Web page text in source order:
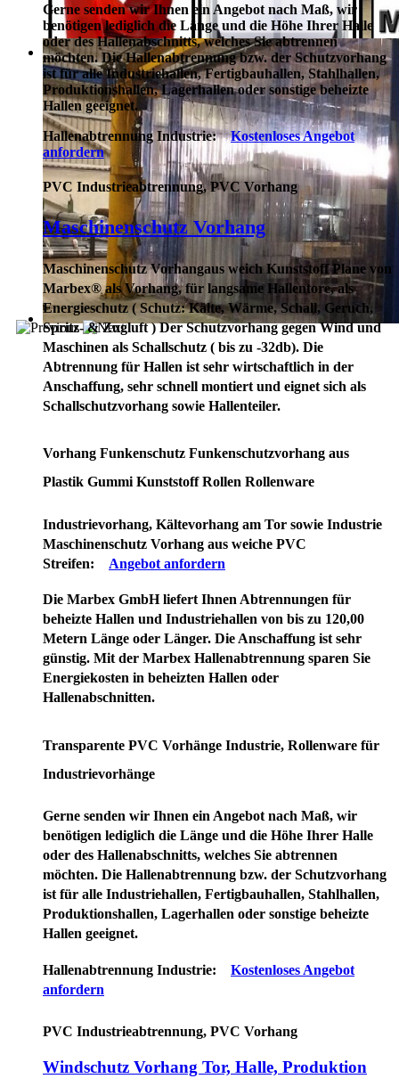
Gerne senden wir Ihnen ein Angebot nach Maß, wir
benötigen lediglich die Länge und die Höhe Ihrer Halle
oder des Hallenabschnitts, welches Sie abtrennen
möchten. Die Hallenabtrennung bzw. der Schutzvorhang
ist für alle Industriehallen, Fertigbauhallen, Stahlhallen,
Produktionshallen, Lagerhallen oder sonstige beheizte
Hallen geeignet.
Hallenabtrennung Industrie:
Kostenloses Angebot
anfordern
PVC Industrieabtrennung, PVC Vorhang
Maschinenschutz Vorhang
Maschinenschutz Vorhangaus weich Kunststoff Plane von
Marbex® als Vorhang, für langsame Hallentore, als
Energieschutz (Schutz:Kälte, Wärme, Schall, Geruch,
Spritz- & Zugluft ) Der Schutzvorhang gegen Wind und
Maschinen als Schallschutz ( bis zu -32db). Die
Abtrennung für Hallen ist sehr wirtschaftlich in der
Anschaffung, sehr schnell montiert und eignet sich als
Schallschutzvorhang sowie Hallenteiler.
Vorhang Funkenschutz Funkenschutzvorhang aus
Plastik Gummi Kunststoff Rollen Rollenware
Industrievorhang, Kältevorhang am Tor sowie Industrie
Maschinenschutz Vorhang aus weiche PVC
Streifen:
Angebot anfordern
Die Marbex GmbH liefert Ihnen Abtrennungen für
beheizte Hallen und Industriehallen von bis zu 120,00
Metern Länge oder Länger. Die Anschaffung ist sehr
günstig. Mit der Marbex Hallenabtrennung sparen Sie
Energiekosten in beheizten Hallen oder
Hallenabschnitten.
Transparente PVC Vorhänge Industrie, Rollenware für
Industrievorhänge
Gerne senden wir Ihnen ein Angebot nach Maß, wir
benötigen lediglich die Länge und die Höhe Ihrer Halle
oder des Hallenabschnitts, welches Sie abtrennen
möchten. Die Hallenabtrennung bzw. der Schutzvorhang
ist für alle Industriehallen, Fertigbauhallen, Stahlhallen,
Produktionshallen, Lagerhallen oder sonstige beheizte
Hallen geeignet.
Hallenabtrennung Industrie:
Kostenloses Angebot
anfordern
PVC Industrieabtrennung, PVC Vorhang
Windschutz Vorhang Tor, Halle, Produktion